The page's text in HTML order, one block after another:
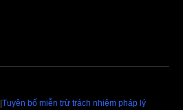
|Tuyên bố miễn trừ trách nhiệm pháp lý